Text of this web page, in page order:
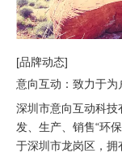
[品牌动态]
意向互动：致力于为
深圳市意向互动科
发、生产、销售“环
于深圳市龙岗区，拥